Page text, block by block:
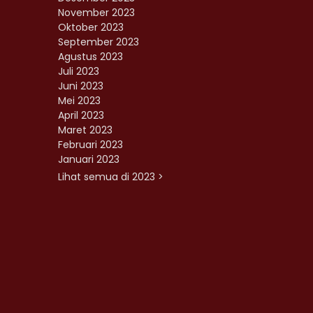
November 2023
Oktober 2023
September 2023
Agustus 2023
Juli 2023
Juni 2023
Mei 2023
April 2023
Maret 2023
Februari 2023
Januari 2023
Lihat semua di 2023 >